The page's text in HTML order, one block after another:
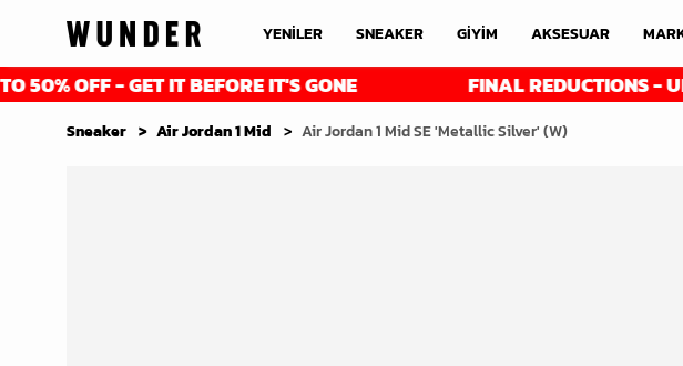
YENİLER SNEAKER GİYİM AKSESUAR
- GET IT BEFORE IT'S GONE FINAL REDUCTIONS - UP TO
Sneaker Air Jordan 1 Mid Air Jordan 1 Mid SE 'Metallic Silver' (W)